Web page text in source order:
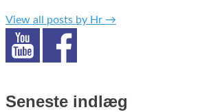
View all posts by Hr →
Seneste indlæg